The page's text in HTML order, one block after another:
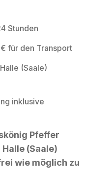
Stunden
für den Transport
(Saale)
inklusive
Pfeffer
(Saale)
wie möglich zu